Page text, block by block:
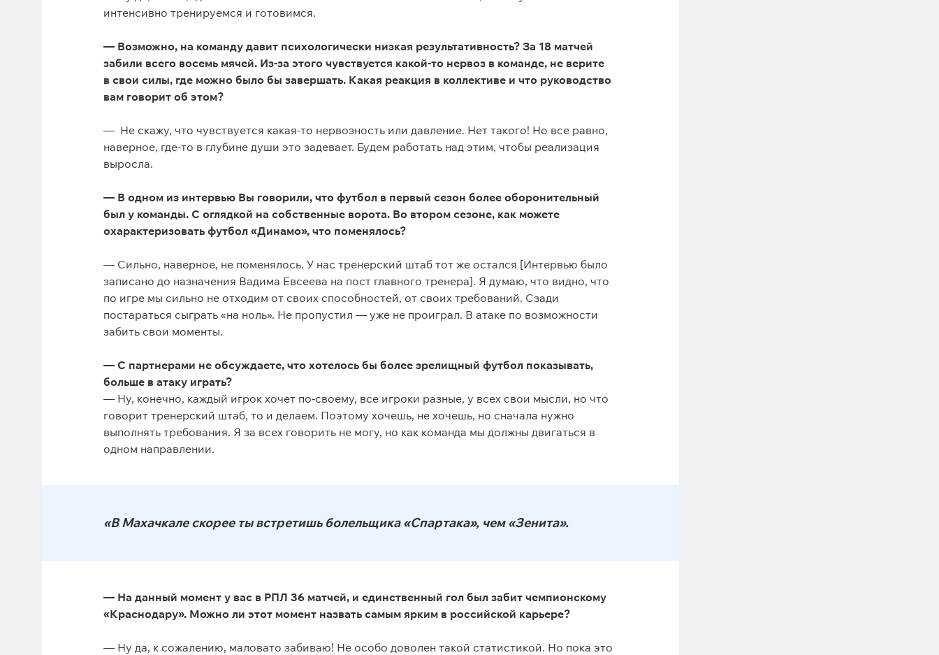
интенсивно тренируемся и готовимся.
— Возможно, на команду давит психологически низкая результативность? За 18 матчей
забили всего восемь мячей. Из-за этого чувствуется какой-то нервоз в команде, не верите
в свои силы, где можно было бы завершать. Какая реакция в коллективе и что руководство
вам говорит об этом?
— Не скажу, что чувствуется какая-то нервозность или давление. Нет такого! Но все равно,
наверное, где-то в глубине души это задевает. Будем работать над этим, чтобы реализация
выросла.
— В одном из интервью Вы говорили, что футбол в первый сезон более оборонительный
был у команды. С оглядкой на собственные ворота. Во втором сезоне, как можете
охарактеризовать футбол «Динамо», что поменялось?
— Сильно, наверное, не поменялось. У нас тренерский штаб тот же остался [Интервью было
записано до назначения Вадима Евсеева на пост главного тренера]. Я думаю, что видно, что
по игре мы сильно не отходим от своих способностей, от своих требований. Сзади
постараться сыграть «на ноль». Не пропустил — уже не проиграл. В атаке по возможности
забить свои моменты.
— С партнерами не обсуждаете, что хотелось бы более зрелищный футбол показывать,
больше в атаку играть?
— Ну, конечно, каждый игрок хочет по-своему, все игроки разные, у всех свои мысли, но что
говорит тренерский штаб, то и делаем. Поэтому хочешь, не хочешь, но сначала нужно
выполнять требования. Я за всех говорить не могу, но как команда мы должны двигаться в
одном направлении.
«В Махачкале скорее ты встретишь болельщика «Спартака», чем «Зенита».
— На данный момент у вас в РПЛ 36 матчей, и единственный гол был забит чемпионскому
«Краснодару». Можно ли этот момент назвать самым ярким в российской карьере?
— Ну да, к сожалению, маловато забиваю! Не особо доволен такой статистикой. Но пока это